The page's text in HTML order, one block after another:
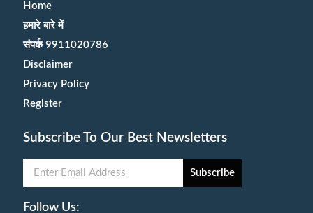
Home
हमारे बारे में
संपर्क 9911020786
Disclaimer
Privacy Policy
Register
Subscribe To Our Best Newsletters
Subscribe
Follow Us: